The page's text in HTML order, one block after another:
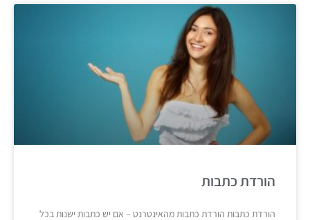
הורדת כתבות
הורדת כתבות הורדת כתבות מהאינטרנט – אם יש כתבות ישנות בכל